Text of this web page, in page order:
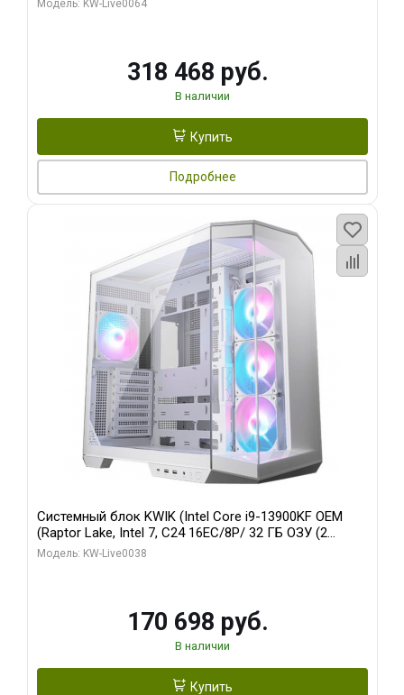
Модель: KW-Live0064
318 468 руб.
В наличии
Купить
Подробнее
Системный блок KWIK (Intel Core i9-13900KF OEM
(Raptor Lake, Intel 7, C24 16EC/8P/ 32 ГБ ОЗУ (2
модуля)/ Gigabyte RX9070XT GAMING OC 16GB GDDR6
Модель: KW-Live0038
170 698 руб.
В наличии
Купить